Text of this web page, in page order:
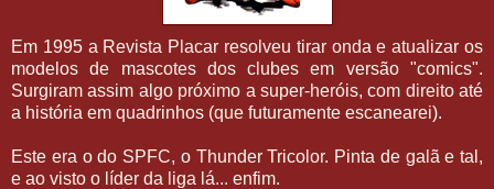
Em 1995 a Revista Placar resolveu tirar onda e atualizar os
modelos de mascotes dos clubes em versão "comics".
Surgiram assim algo próximo a super-heróis, com direito até
a história em quadrinhos (que futuramente escanearei).
Este era o do SPFC, o Thunder Tricolor. Pinta de galã e tal,
e ao visto o líder da liga lá... enfim.